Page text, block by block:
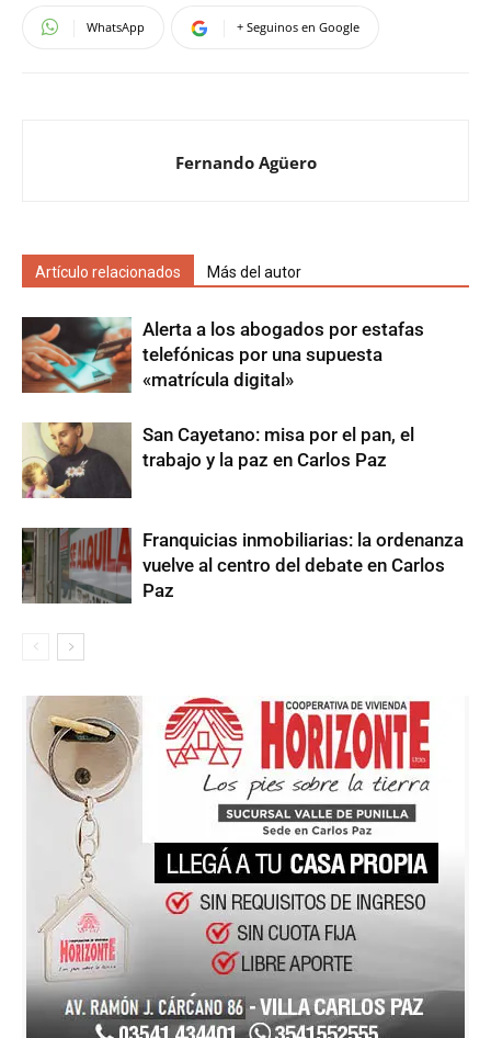
WhatsApp + Seguinos en Google
Fernando Agüero
Artículo relacionados Más del autor
Alerta a los abogados por estafas
telefónicas por una supuesta
«matrícula digital»
San Cayetano: misa por el pan, el
trabajo y la paz en Carlos Paz
Franquicias inmobiliarias: la ordenanza
vuelve al centro del debate en Carlos
Paz